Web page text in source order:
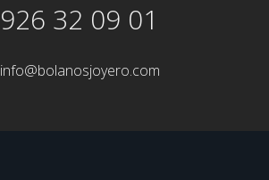
926 32 09 01
info@bolanosjoyero.com